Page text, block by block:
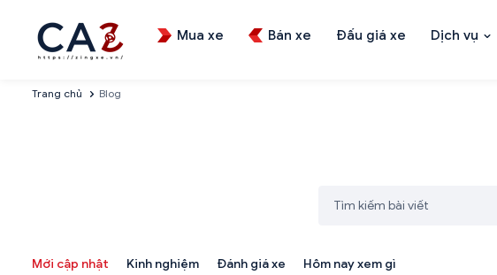
Mua xe Bán xe Đấu giá xe Dịch vụ
Trang chủ Blog
Mới cập nhật Kinh nghiệm Đánh giá xe Hôm nay xem gì